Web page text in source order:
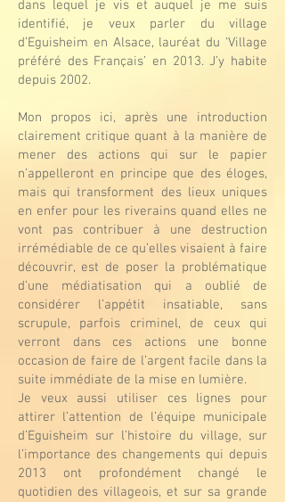
dans lequel je vis et auquel je me suis
identifié, je veux parler du village
d’Eguisheim en Alsace, lauréat du ‘Village
préféré des Français’ en 2013. J’y habite
depuis 2002.
Mon propos ici, après une introduction
clairement critique quant à la manière de
mener des actions qui sur le papier
n’appelleront en principe que des éloges,
mais qui transforment des lieux uniques
en enfer pour les riverains quand elles ne
vont pas contribuer à une destruction
irrémédiable de ce qu’elles visaient à faire
découvrir, est de poser la problématique
d’une médiatisation qui a oublié de
considérer l’appétit insatiable, sans
scrupule, parfois criminel, de ceux qui
verront dans ces actions une bonne
occasion de faire de l’argent facile dans la
suite immédiate de la mise en lumière.
Je veux aussi utiliser ces lignes pour
attirer l’attention de l’équipe municipale
d’Eguisheim sur l’histoire du village, sur
l’importance des changements qui depuis
2013 ont profondément changé le
quotidien des villageois, et sur sa grande